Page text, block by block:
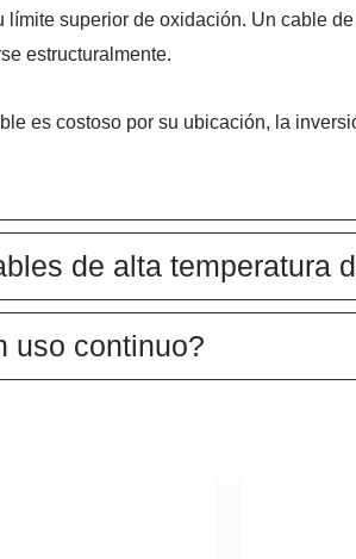
superior de oxidación. Un cable
estructuralmente.
es costoso por su ubicación, la
de alta temperatura
uso continuo?